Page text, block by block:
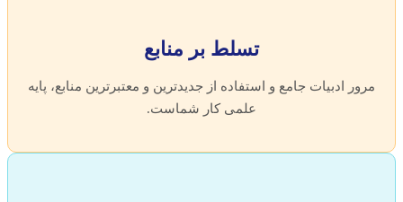
تسلط بر منابع
مرور ادبیات جامع و استفاده از جدیدترین و معتبرترین منابع، پایه
علمی کار شماست.